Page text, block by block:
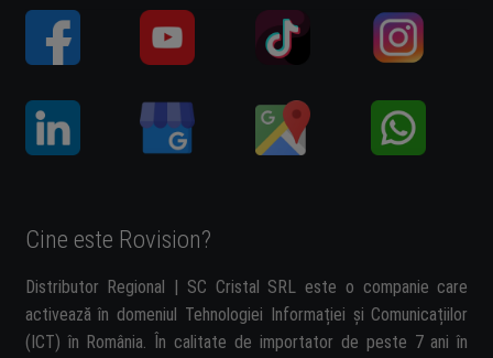
Cine este Rovision?
Distributor Regional | SC Cristal SRL este o companie care
activează în domeniul Tehnologiei Informației și Comunicațiilor
(ICT) în România. În calitate de importator de peste 7 ani în